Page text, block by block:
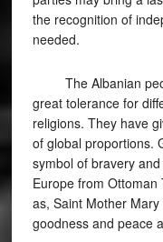
the recognition of
needed.
The Albanian
great tolerance for
religions. They have
of global proportions.
symbol of bravery
Europe from Ottoman
as, Saint Mother
goodness and peace